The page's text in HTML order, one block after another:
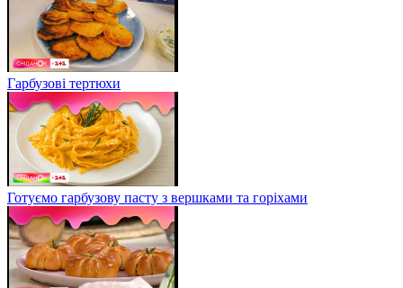
Гарбузові тертюхи
Готуємо гарбузову пасту з вершками та горіхами